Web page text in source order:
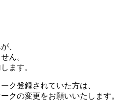
、
ん。
ます。
ク登録されていた方は、
クの変更をお願いいたします。